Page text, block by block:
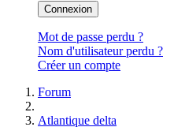
Connexion
Mot de passe perdu ?
Nom d'utilisateur perdu ?
Créer un compte
Forum
Atlantique delta